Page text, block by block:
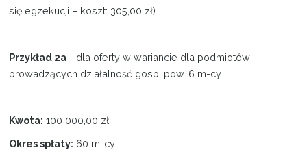
się egzekucji – koszt: 305,00 zł)
Przykład 2a - dla oferty w wariancie dla podmiotów
prowadzących działalność gosp. pow. 6 m-cy
Kwota: 100 000,00 zł
Okres spłaty: 60 m-cy